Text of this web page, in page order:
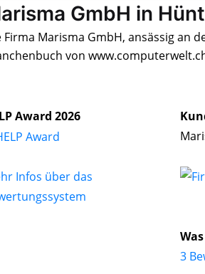
GmbH in
Firma Marisma GmbH, ansässig an
von
Award 2026
Infos über das
3